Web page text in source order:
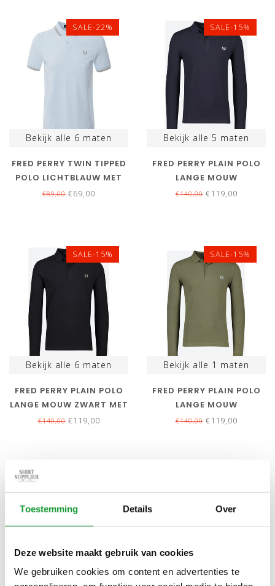
Toestemming Details Over
Deze website maakt gebruik van cookies
We gebruiken cookies om content en advertenties te
SALE-22%
Bekijk alle 6 maten
FRED PERRY TWIN TIPPED
POLO LICHTBLAUW MET
GRIJS LOGO
€89,00 €69,00
SALE-15%
Bekijk alle 5 maten
FRED PERRY PLAIN POLO
LANGE MOUW
DONKERBLAUW MET WIT
€140,00€119,00
SALE-15%
Bekijk alle 6 maten
FRED PERRY PLAIN POLO
LANGE MOUW ZWART MET
GRIJS LOGO
€140,00€119,00
SALE-15%
Bekijk alle 1 maten
FRED PERRY PLAIN POLO
LANGE MOUW
OLIJFGROEN MET
€140,00€119,00